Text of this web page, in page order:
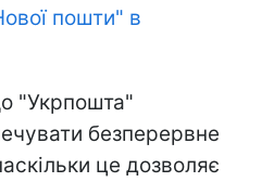
пошти" в
"Укрпошта"
безперервне
це дозволяє